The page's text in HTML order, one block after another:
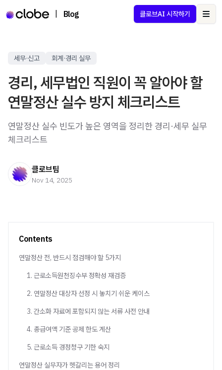
Blog 클로브AI 시작하기
세무·신고 회계·경리 실무
경리, 세무법인 직원이 꼭 알아야 할
연말정산 실수 방지 체크리스트
연말정산 실수 빈도가 높은 영역을 정리한 경리·세무 실무
체크리스트
클로브팀
Nov 14, 2025
Contents
연말정산 전, 반드시 점검해야 할 5가지
1. 근로소득원천징수부 정확성 재검증
2. 연말정산 대상자 선정 시 놓치기 쉬운 케이스
3. 간소화 자료에 포함되지 않는 서류 사전 안내
4. 총급여액 기준 공제 한도 계산
5. 근로소득 경정청구 기한 숙지
연말정산 실무자가 헷갈리는 용어 정리